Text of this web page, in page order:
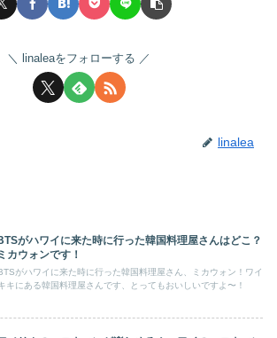
linaleaをフォローする
linalea
がハワイに来た時に行った韓国料理屋さんはどこ？
ミカウォンです！
がハワイに来た時に行った韓国料理屋さん、ミカウォン！ワイ
キにある韓国料理屋さんです、とってもおいしいですよ〜！